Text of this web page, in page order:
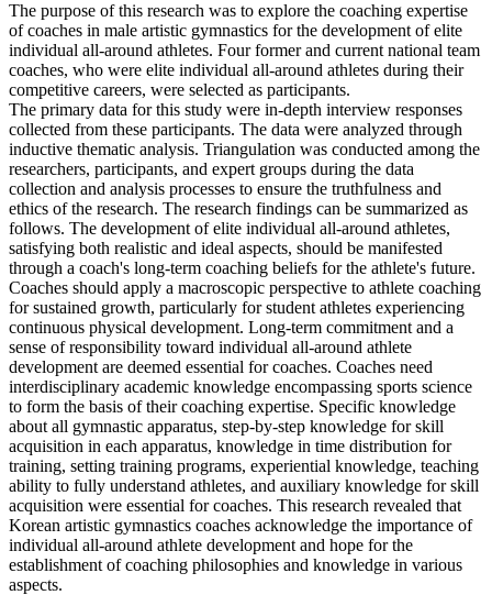
The purpose of this research was to explore the coaching expertise
of coaches in male artistic gymnastics for the development of elite
individual all-around athletes. Four former and current national team
coaches, who were elite individual all-around athletes during their
competitive careers, were selected as participants.
The primary data for this study were in-depth interview responses
collected from these participants. The data were analyzed through
inductive thematic analysis. Triangulation was conducted among the
researchers, participants, and expert groups during the data
collection and analysis processes to ensure the truthfulness and
ethics of the research. The research findings can be summarized as
follows. The development of elite individual all-around athletes,
satisfying both realistic and ideal aspects, should be manifested
through a coach's long-term coaching beliefs for the athlete's future.
Coaches should apply a macroscopic perspective to athlete coaching
for sustained growth, particularly for student athletes experiencing
continuous physical development. Long-term commitment and a
sense of responsibility toward individual all-around athlete
development are deemed essential for coaches. Coaches need
interdisciplinary academic knowledge encompassing sports science
to form the basis of their coaching expertise. Specific knowledge
about all gymnastic apparatus, step-by-step knowledge for skill
acquisition in each apparatus, knowledge in time distribution for
training, setting training programs, experiential knowledge, teaching
ability to fully understand athletes, and auxiliary knowledge for skill
acquisition were essential for coaches. This research revealed that
Korean artistic gymnastics coaches acknowledge the importance of
individual all-around athlete development and hope for the
establishment of coaching philosophies and knowledge in various
aspects.